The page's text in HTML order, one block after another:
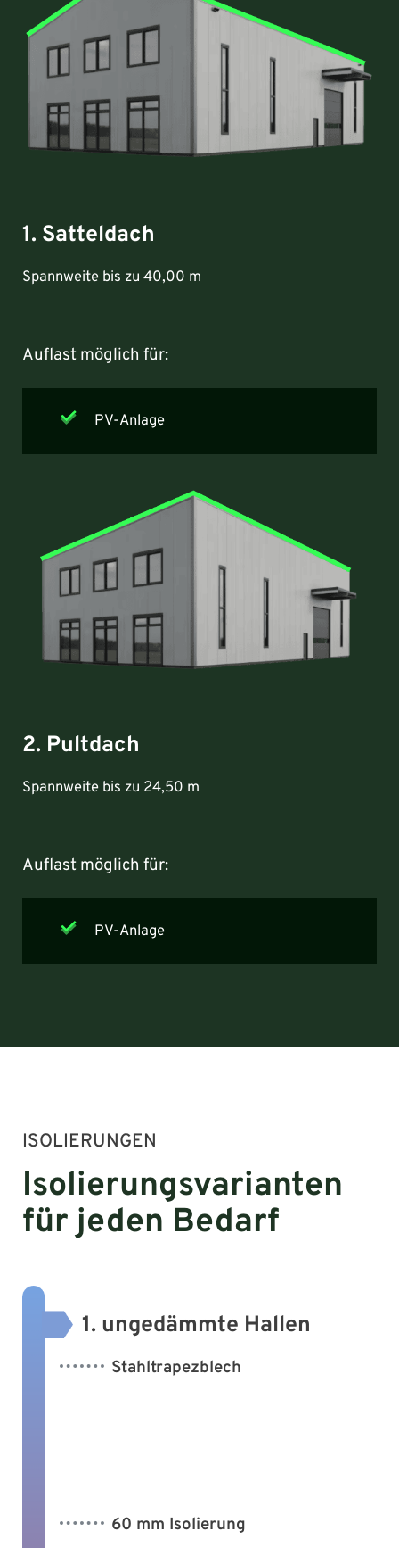
1. Satteldach
Spannweite bis zu 40,00 m
Auflast möglich für:
PV-Anlage
2. Pultdach
Spannweite bis zu 24,50 m
Auflast möglich für:
PV-Anlage
ISOLIERUNGEN
Isolierungsvarianten
für jeden Bedarf
1. ungedämmte Hallen
Stahltrapezblech
60 mm Isolierung